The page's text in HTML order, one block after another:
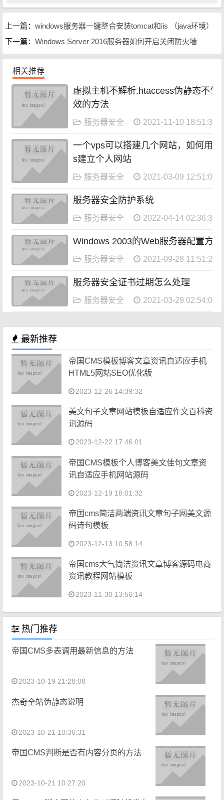
上一篇： windows服务器一键整合安装tomcat和iis （java环境）
下一篇： Windows Server 2016服务器如何开启关闭防火墙
相关推荐
虚拟主机不解析.htaccess伪静态不生
效的方法
服务器安全 2021-11-10 18:51:36
一个vps可以搭建几个网站，如何用vp
s建立个人网站
服务器安全 2021-03-09 12:51:00
服务器安全防护系统
服务器安全 2022-04-14 02:36:37
Windows 2003的Web服务器配置方法
服务器安全 2021-09-28 11:51:24
服务器安全证书过期怎么处理
服务器安全 2021-03-29 02:54:09
最新推荐
帝国CMS模板博客文章资讯自适应手机
HTML5网站SEO优化版
2023-12-26 14:39:32
美文句子文章网站模板自适应作文百科资
讯源码
2023-12-22 17:46:01
帝国CMS模板个人博客美文佳句文章资
讯自适应手机网站源码
2023-12-19 18:01:32
帝国cms简洁两端资讯文章句子网美文源
码诗句模板
2023-12-13 10:58:14
帝国cms大气简洁资讯文章博客源码电商
资讯教程网站模板
2023-11-30 13:56:14
热门推荐
帝国CMS多表调用最新信息的方法
2023-10-19 21:28:08
杰奇全站伪静态说明
2023-10-21 10:36:31
帝国CMS判断是否有内容分页的方法
2023-10-21 10:27:20